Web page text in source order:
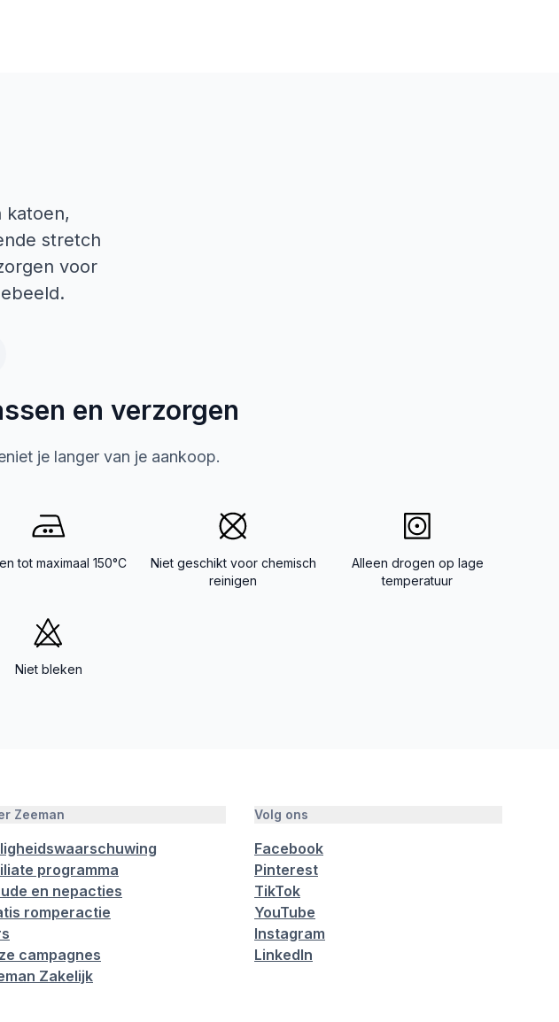
katoen,
stretch
voor
en verzorgen
je langer van je aankoop.
tot maximaal 150°C
Niet geschikt voor chemisch
reinigen
Alleen drogen op lage
temperatuur
Niet bleken
Zeeman
programma
en nepacties
romperactie
campagnes
Zakelijk
Volg ons
Facebook
Pinterest
TikTok
YouTube
Instagram
LinkedIn